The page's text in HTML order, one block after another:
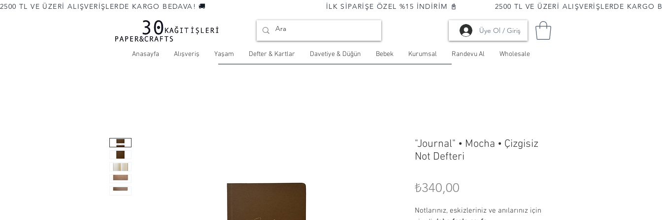
2500 TL VE ÜZERİ ALIŞVERİŞLERDE KARGO BEDAVA! 🚚                                             İLK SİPARİŞE ÖZEL %15 İNDİRİM 📓
Üye Ol / Giriş
Anasayfa Alışveriş Yaşam Defter & Kartlar Davetiye & Düğün Bebek Kurumsal Randevu Al Wholesale
"Journal" • Mocha • Çizgisiz
Not Defteri
₺340,00
Notlarınız, eskizleriniz ve anılarınız için